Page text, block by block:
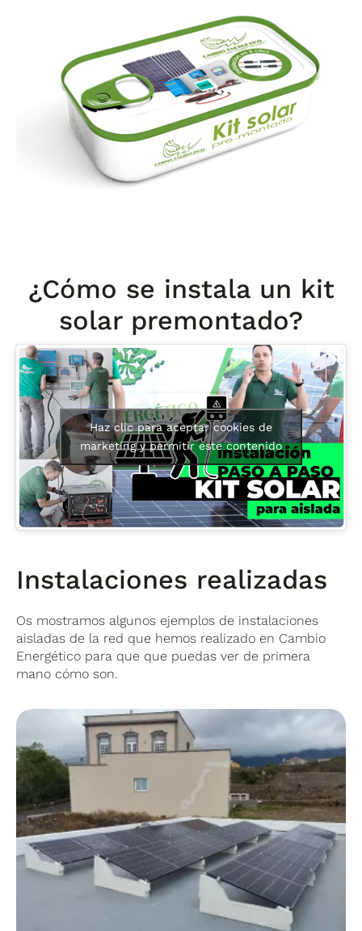
¿Cómo se instala un kit
solar premontado?
Haz clic para aceptar cookies de
marketing y permitir este contenido
Instalaciones realizadas
Os mostramos algunos ejemplos de instalaciones
aisladas de la red que hemos realizado en Cambio
Energético para que que puedas ver de primera
mano cómo son.